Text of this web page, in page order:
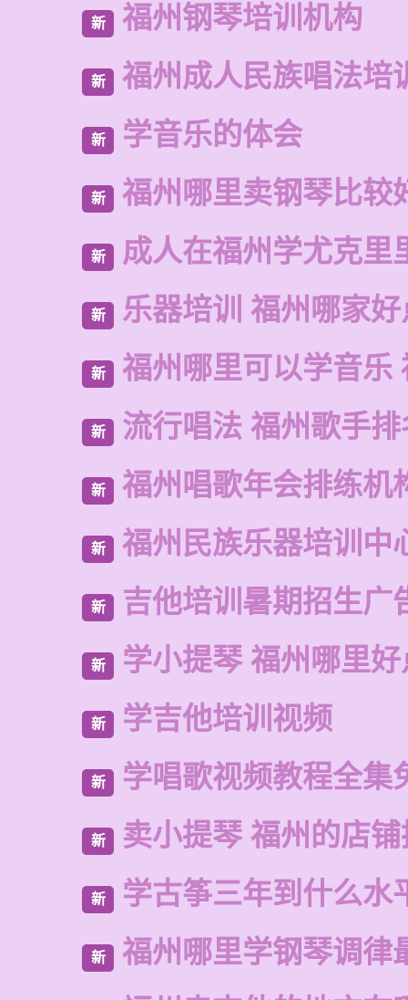
新 福州钢琴培训机构
新 福州成人民族唱法培
新 学音乐的体会
新 福州哪里卖钢琴比较
新 成人在福州学尤克里
新 乐器培训 福州哪家好
新 福州哪里可以学音乐
新 流行唱法 福州歌手排
新 福州唱歌年会排练机
新 福州民族乐器培训中
新 吉他培训暑期招生广
新 学小提琴 福州哪里好
新 学吉他培训视频
新 学唱歌视频教程全集
新 卖小提琴 福州的店
新 学古筝三年到什么水
新
福州哪里学钢琴调律